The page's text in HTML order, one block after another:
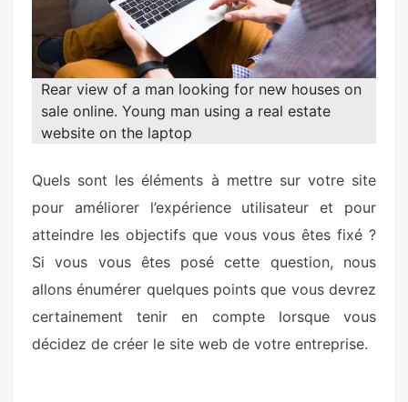
Rear view of a man looking for new houses on
sale online. Young man using a real estate
website on the laptop
Quels sont les éléments à mettre sur votre site
pour améliorer l’expérience utilisateur et pour
atteindre les objectifs que vous vous êtes fixé ?
Si vous vous êtes posé cette question, nous
allons énumérer quelques points que vous devrez
certainement tenir en compte lorsque vous
décidez de créer le site web de votre entreprise.